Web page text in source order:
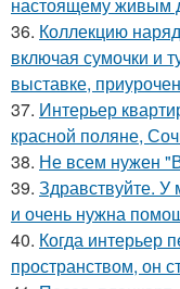
настоящему живым
36. Коллекцию
включая сумочки и
выставке,
37. Интерьер
красной поляне,
38. Не всем нужен
39. Здравствуйте. У
и очень нужна
40. Когда интерьер
пространством, он